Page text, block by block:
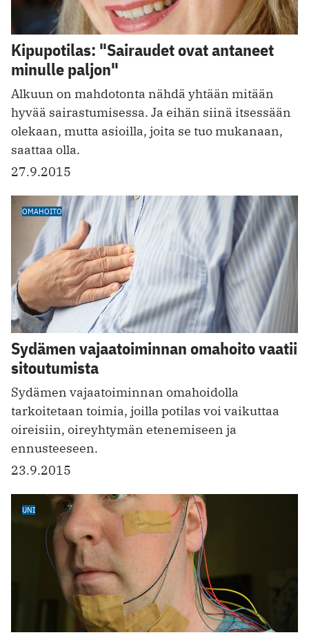
Kipupotilas: "Sairaudet ovat antaneet
minulle paljon"
Alkuun on mahdotonta nähdä yhtään mitään
hyvää sairastumisessa. Ja eihän siinä itsessään
olekaan, mutta asioilla, joita se tuo mukanaan,
saattaa olla.
27.9.2015
OMAHOITO
Sydämen vajaatoiminnan omahoito vaatii
sitoutumista
Sydämen vajaatoiminnan omahoidolla
tarkoitetaan toimia, joilla potilas voi vaikuttaa
oireisiin, oireyhtymän etenemiseen ja
ennusteeseen.
23.9.2015
UNI